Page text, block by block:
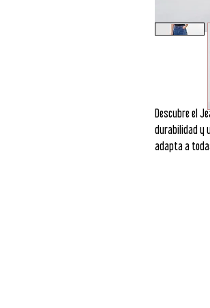
Descubre el
durabilidad y
adapta a